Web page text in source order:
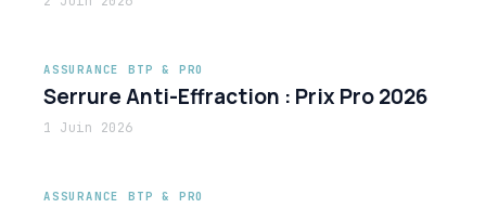
ASSURANCE BTP & PRO
Serrure Anti-Effraction : Prix Pro 2026
1 Juin 2026
ASSURANCE BTP & PRO